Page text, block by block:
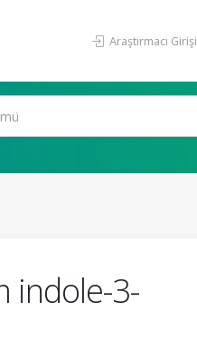
Araştırmacı Girişi
indole-3-